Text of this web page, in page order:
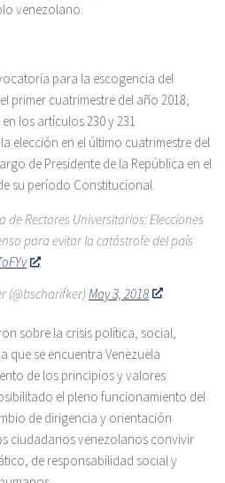
venezolano.
para la escogencia del
primer cuatrimestre del año 2018,
los artículos 230 y 231
elección en el último cuatrimestre del
de Presidente de la República en el
su período Constitucional.
de Rectores Universitarios: Elecciones
para evitar la catástrofe del país
(@bscharifker) May 3, 2018
sobre la crisis política, social,
que se encuentra Venezuela
de los principios y valores
el pleno funcionamiento del
de dirigencia y orientación
ciudadanos venezolanos convivir
de responsabilidad social y